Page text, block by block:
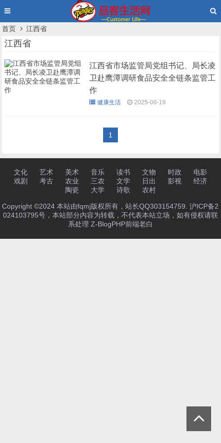
首页 江西省
江西省
江西省市场监管局党组书记、局长凌
卫赴鹰潭调研食品安全全链条监管工
作
健康生活 2025-06-19
1
文化 艺术 美术 音乐 读书 文物 时政
电影
戏剧
考古 农业 三农 文学 日出 影视
经济
陶瓷
大学 诗歌 农村
Copyright ©2024 本站由fqmj版权所有，站长QQ303154759.沪ICP备2
024103795号，本站部分内容为转载，不代表本站立场，如有侵权请联
系处理 Z-BlogPHP前端老白